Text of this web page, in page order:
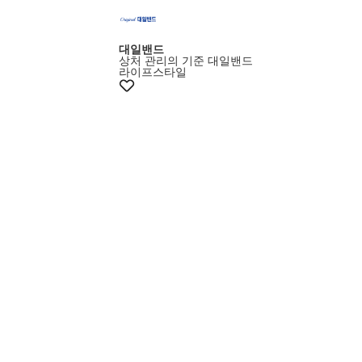
대일밴드
상처 관리의 기준 대일밴드
라이프스타일